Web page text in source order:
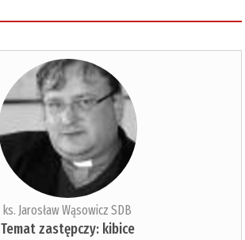
ks. Jarosław Wąsowicz SDB
Temat zastępczy: kibice